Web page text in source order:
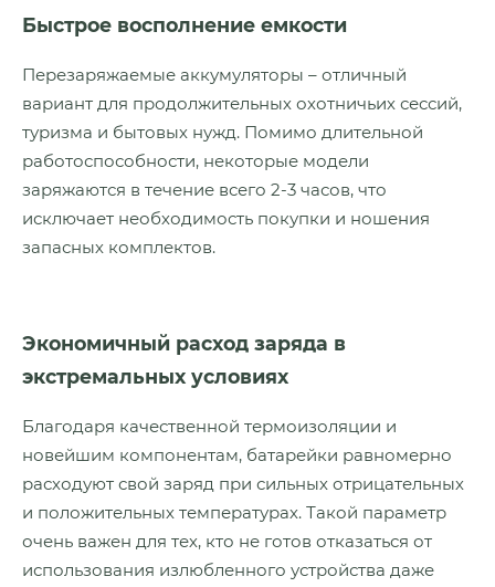
Быстрое восполнение емкости
Перезаряжаемые аккумуляторы – отличный
вариант для продолжительных охотничьих сессий,
туризма и бытовых нужд. Помимо длительной
работоспособности, некоторые модели
заряжаются в течение всего 2-3 часов, что
исключает необходимость покупки и ношения
запасных комплектов.
Экономичный расход заряда в
экстремальных условиях
Благодаря качественной термоизоляции и
новейшим компонентам, батарейки равномерно
расходуют свой заряд при сильных отрицательных
и положительных температурах. Такой параметр
очень важен для тех, кто не готов отказаться от
использования излюбленного устройства даже